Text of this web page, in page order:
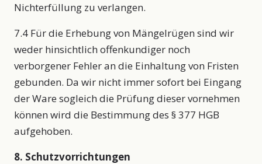
Nichterfüllung zu verlangen.
7.4 Für die Erhebung von Mängelrügen sind wir
weder hinsichtlich offenkundiger noch
verborgener Fehler an die Einhaltung von Fristen
gebunden. Da wir nicht immer sofort bei Eingang
der Ware sogleich die Prüfung dieser vornehmen
können wird die Bestimmung des § 377 HGB
aufgehoben.
8. Schutzvorrichtungen